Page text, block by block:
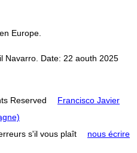
Europe.
Navarro. Date: 22 aouth 2025
Reserved
Francisco Javier
s'il vous plaît
nous écrire